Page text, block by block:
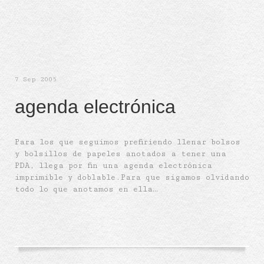
7 Sep 2005
agenda electrónica
Para los que seguimos prefiriendo llenar bolsos
y bolsillos de papeles anotados a tener una
PDA, llega por fin una agenda electrónica
imprimible y doblable.Para que sigamos olvidando
todo lo que anotamos en ella…